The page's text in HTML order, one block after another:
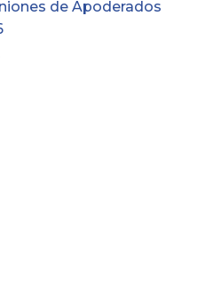
de Apoderados